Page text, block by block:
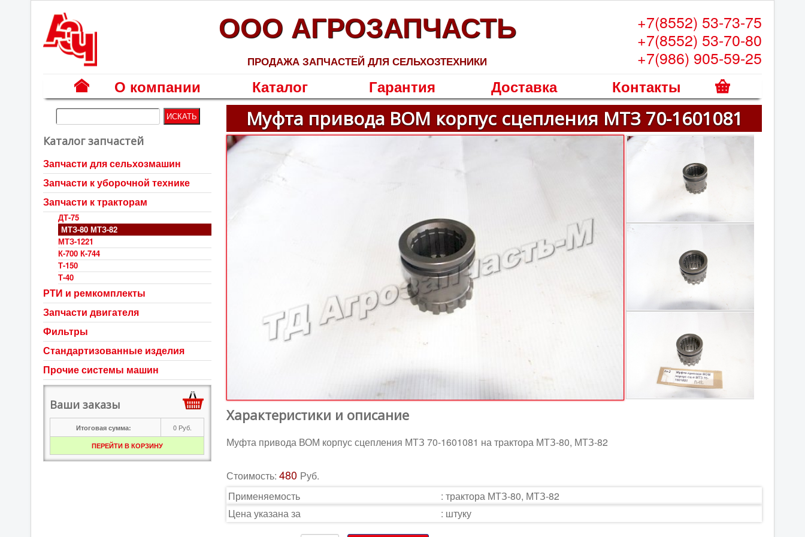
+7(8552) 53-73-75
+7(8552) 53-70-80
+7(986) 905-59-25
ООО АГРОЗАПЧАСТЬ
ПРОДАЖА ЗАПЧАСТЕЙ ДЛЯ СЕЛЬХОЗТЕХНИКИ
Г
л
а
в
н
а
я
О компании Каталог Гарантия Доставка
Контакты
К
о
Каталог запчастей
Запчасти для сельхозмашин
Запчасти к уборочной технике
Запчасти к тракторам
ДТ-75
МТЗ-80 МТЗ-82
МТЗ-1221
К-700 К-744
Т-150
Т-40
РТИ и ремкомплекты
Запчасти двигателя
Фильтры
Стандартизованные изделия
Прочие системы машин
Ваши заказы
Итоговая сумма: 0 Руб.
ПЕРЕЙТИ В КОРЗИНУ
Муфта привода ВОМ корпус сцепления МТЗ 70-1601081
Характеристики и описание
Муфта привода ВОМ корпус сцепления МТЗ 70-1601081 на трактора МТЗ-80, МТЗ-82
Стоимость:480 Руб.
Применяемость
:трактора МТЗ-80, МТЗ-82
Цена указана за
: штуку